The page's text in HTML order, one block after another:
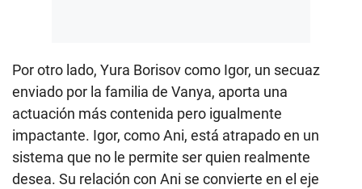
Por otro lado, Yura Borisov como Igor, un secuaz
enviado por la familia de Vanya, aporta una
actuación más contenida pero igualmente
impactante. Igor, como Ani, está atrapado en un
sistema que no le permite ser quien realmente
desea. Su relación con Ani se convierte en el eje